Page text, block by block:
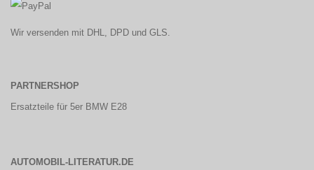
Wir versenden mit DHL, DPD und GLS.
PARTNERSHOP
Ersatzteile für 5er BMW E28
AUTOMOBIL-LITERATUR.DE